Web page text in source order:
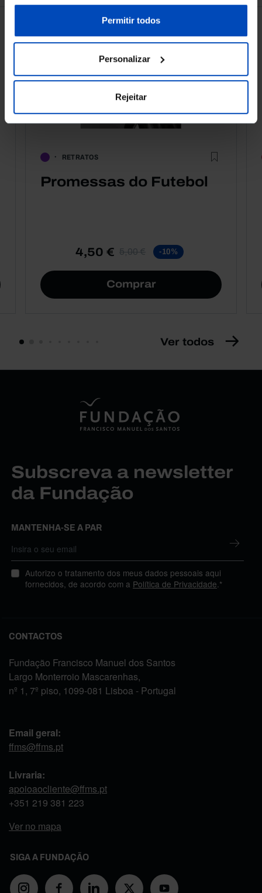
sobre cookies através da gestão de preferências ou da
Política de Cookies.
Permitir todos
Personalizar
Rejeitar
RETRATOS
Promessas do Futebol
4,50 € 5,00 € -10%
Comprar
Ver todos
Subscreva a newsletter
da Fundação
MANTENHA-SE A PAR
Autorizo o tratamento dos meus dados pessoais aqui
fornecidos, de acordo com a Política de Privacidade.*
CONTACTOS
Fundação Francisco Manuel dos Santos
Largo Monterroio Mascarenhas,
nº 1, 7º piso, 1099-081 Lisboa - Portugal
Email geral:
ffms@ffms.pt
Livraria:
apoioaocliente@ffms.pt
+351 219 381 223
Ver no mapa
SIGA A FUNDAÇÃO